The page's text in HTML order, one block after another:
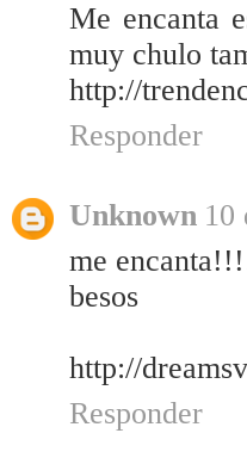
Me encanta
muy chulo
http://
Responder
Unknown 10
me
besos
http://
Responder